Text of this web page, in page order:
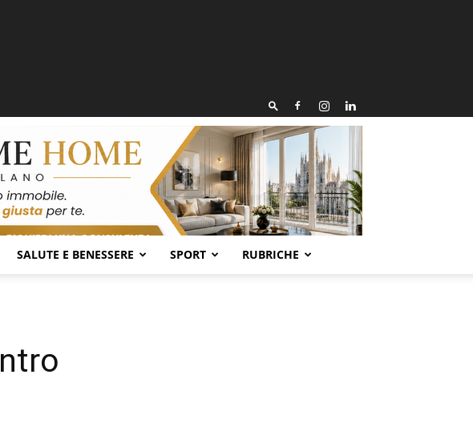
SALUTE E BENESSERE SPORT RUBRICHE